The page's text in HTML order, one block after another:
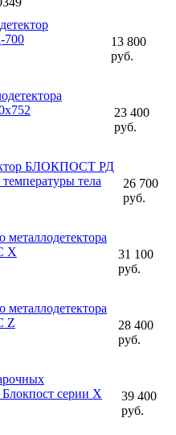
13 800
руб.
23 400
руб.
БЛОКПОСТ РД
тела
26 700
руб.
металлодетектора
X
31 100
руб.
металлодетектора
Z
28 400
руб.
Блокпост серии Х
39 400
руб.